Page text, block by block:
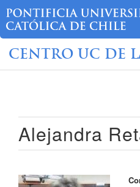
CENTRO UC DE
Alejandra